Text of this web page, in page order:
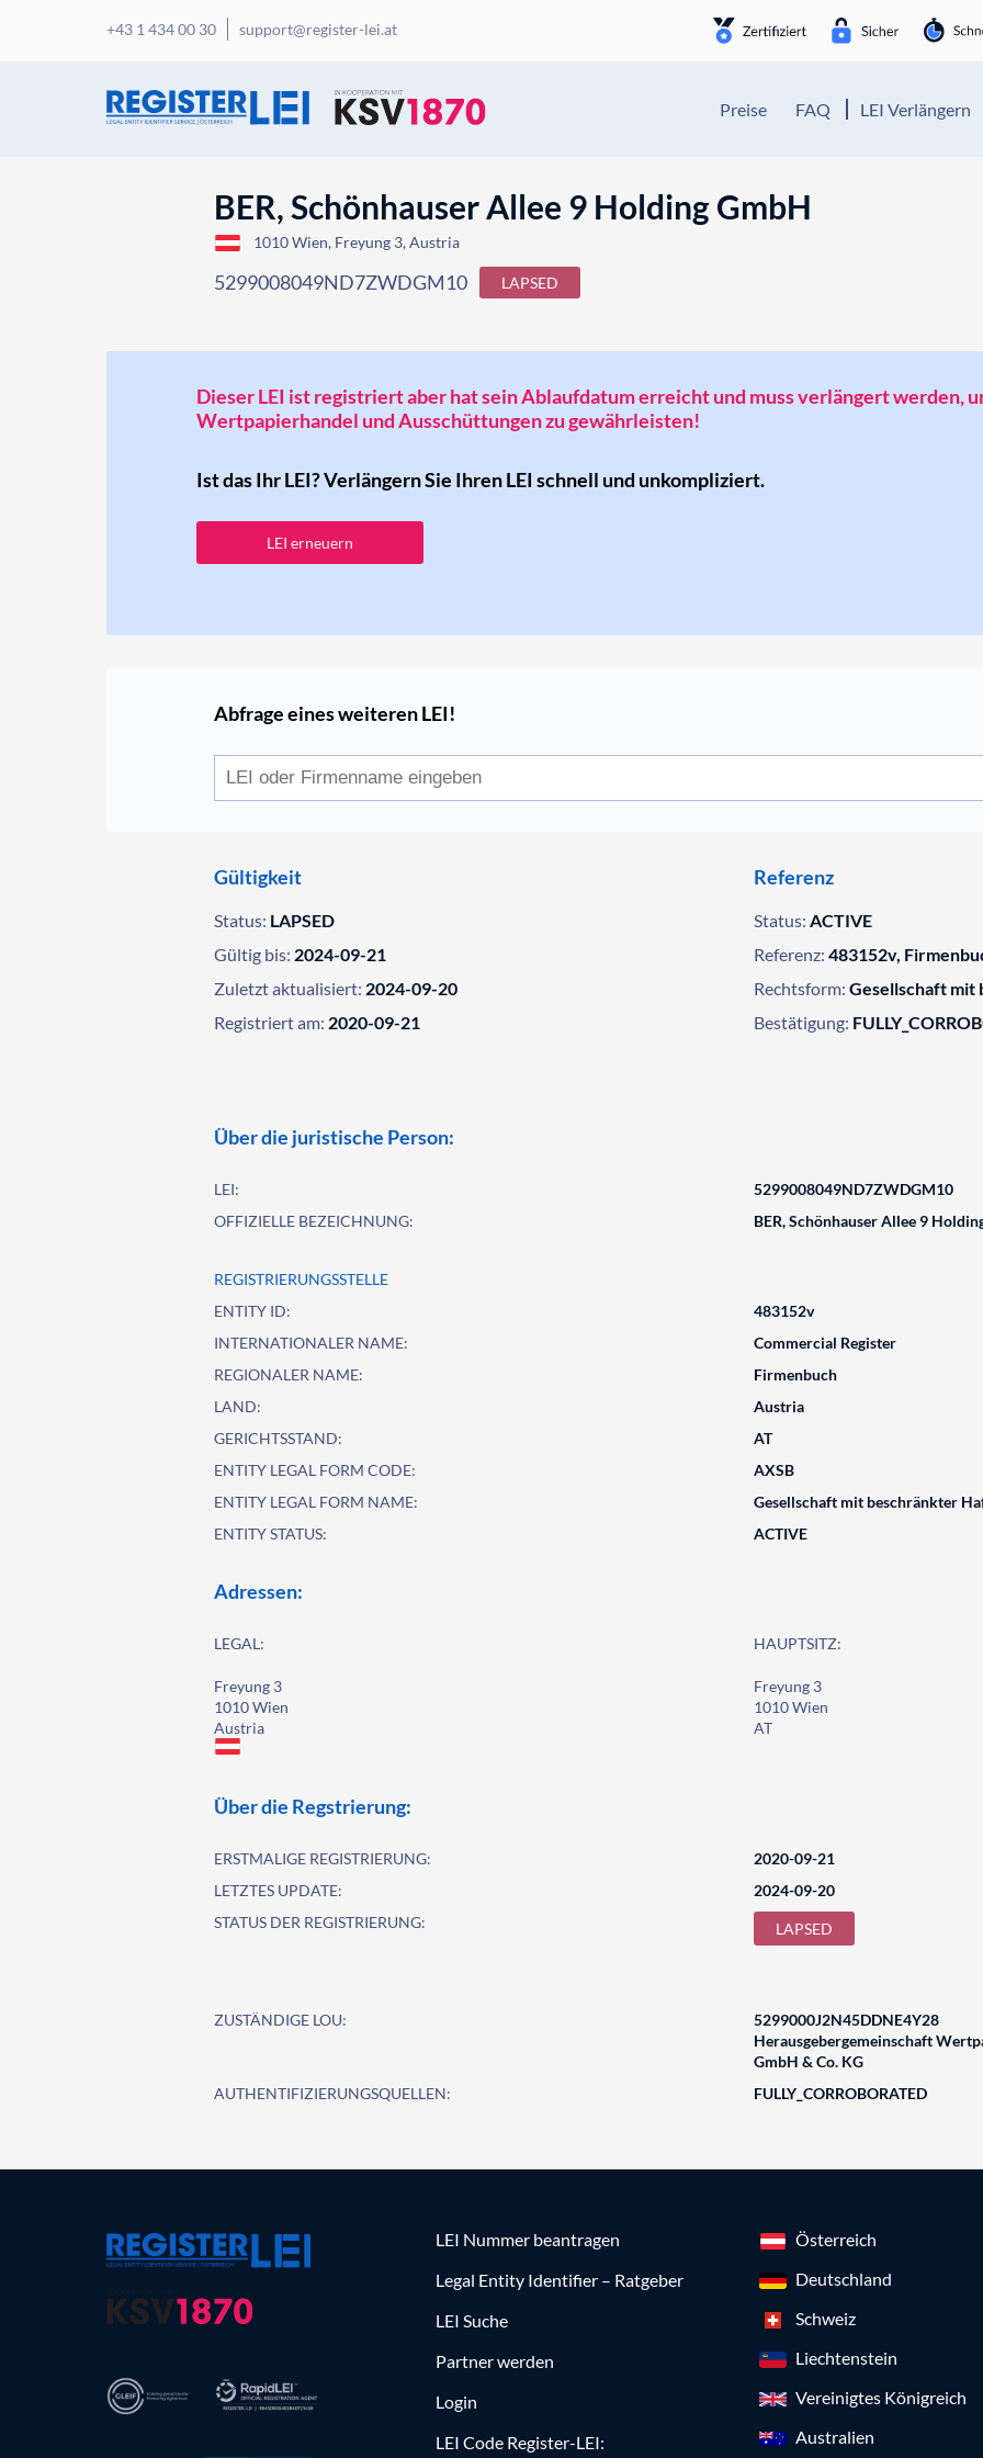
+43 1 434 00 30 support@register-lei.at
Preise FAQ LEI Verlängern
BER, Schönhauser Allee 9 Holding GmbH
1010 Wien, Freyung 3, Austria
5299008049ND7ZWDGM10 LAPSED
Dieser LEI ist registriert aber hat sein Ablaufdatum erreicht und muss verlängert werden,
Wertpapierhandel und Ausschüttungen zu gewährleisten!
Ist das Ihr LEI? Verlängern Sie Ihren LEI schnell und unkompliziert.
LEI erneuern
Abfrage eines weiteren LEI!
Gültigkeit
Status: LAPSED
Gültig bis: 2024-09-21
Zuletzt aktualisiert: 2024-09-20
Registriert am: 2020-09-21
Referenz
Status: ACTIVE
Referenz: 483152v,
Rechtsform: Gesellschaft mit
Bestätigung:
Über die juristische Person:
LEI:
5299008049ND7ZWDGM10
OFFIZIELLE BEZEICHNUNG:
BER, Schönhauser Allee 9
REGISTRIERUNGSSTELLE
ENTITY ID:
483152v
INTERNATIONALER NAME:
Commercial Register
REGIONALER NAME:
Firmenbuch
LAND:
Austria
GERICHTSSTAND:
AT
ENTITY LEGAL FORM CODE:
AXSB
ENTITY LEGAL FORM NAME:
Gesellschaft mit beschränkter
ENTITY STATUS:
ACTIVE
Adressen:
LEGAL:
Freyung 3
1010 Wien
Austria
HAUPTSITZ:
Freyung 3
1010 Wien
AT
Über die Regstrierung:
ERSTMALIGE REGISTRIERUNG:
2020-09-21
LETZTES UPDATE:
2024-09-20
STATUS DER REGISTRIERUNG:
LAPSED
ZUSTÄNDIGE LOU:
5299000J2N45DDNE4Y28
Herausgebergemeinschaft
GmbH & Co. KG
AUTHENTIFIZIERUNGSQUELLEN:
FULLY_CORROBORATED
LEI Nummer beantragen
Legal Entity Identifier – Ratgeber
LEI Suche
Partner werden
Login
LEI Code Register-LEI:
Österreich
Deutschland
Schweiz
Liechtenstein
Vereinigtes Königreich
Australien